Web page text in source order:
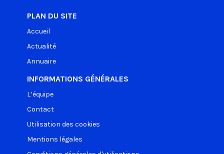
PLAN DU SITE
Accueil
Actualité
Annuaire
INFORMATIONS GÉNÉRALES
L’équipe
Contact
Utilisation des cookies
Mentions légales